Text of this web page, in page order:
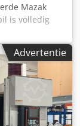
Mazak
is volledig
vervangen.
12.000
Mazak
Het
onderdeel
tot uw
Advertentie